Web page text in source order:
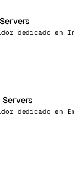
dedicado en
dedicado en